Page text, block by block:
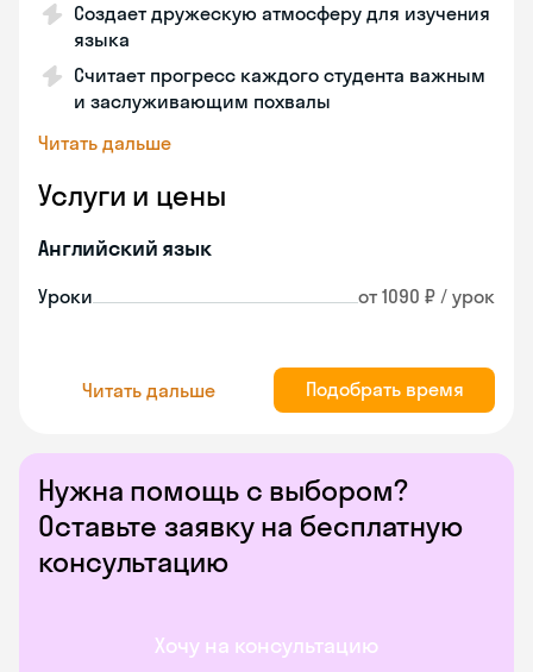
Нужна помощь с выбором?
Оставьте заявку на бесплатную
консультацию
Хочу на консультацию
Создает дружескую атмосферу для изучения
языка
Считает прогресс каждого студента важным
и заслуживающим похвалы
Читать дальше
Услуги и цены
Английский язык
Уроки от 1090 ₽ / урок
Читать дальше Подобрать время